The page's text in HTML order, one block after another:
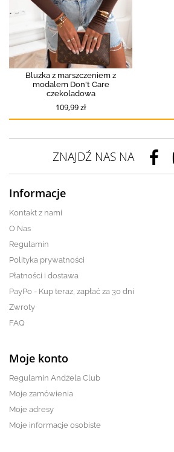
Bluzka z marszczeniem z
modalem Don't Care
czekoladowa
109,99 zł
ZNAJDŹ NAS NA
Informacje
Kontakt z nami
O Nas
Regulamin
Polityka prywatności
Płatności i dostawa
PayPo - Kup teraz, zapłać za 30 dni
Zwroty
FAQ
Moje konto
Regulamin Andżela Club
Moje zamówienia
Moje adresy
Moje informacje osobiste